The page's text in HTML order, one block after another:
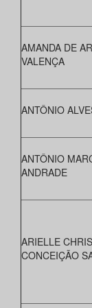
AMANDA DE
VALENÇA
ANTÔNIO
ANTÔNIO
ANDRADE
ARIELLE
CONCEIÇÃO